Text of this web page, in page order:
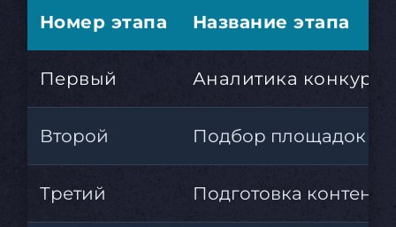
Номер этапа Название этапа
Первый Аналитика
Второй Подбор площадок
Третий Подготовка контента